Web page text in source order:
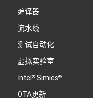
编译器
流水线
测试自动化
虚拟实验室
Intel® Simics®
OTA更新